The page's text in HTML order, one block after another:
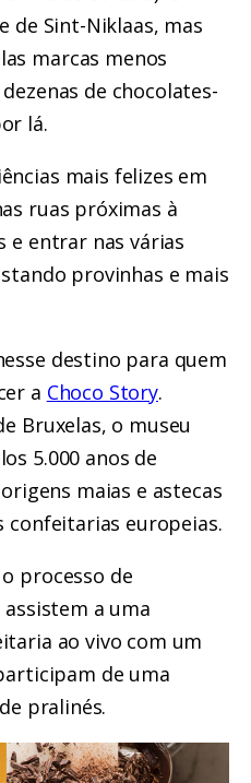
de Sint-Niklaas, mas
marcas menos
de chocolates-
lá.
mais felizes em
ruas próximas à
e entrar nas várias
provinhas e mais
destino para quem
a Choco Story.
Bruxelas, o museu
5.000 anos de
maias e astecas
confeitarias europeias.
processo de
a uma
ao vivo com um
de uma
pralinés.